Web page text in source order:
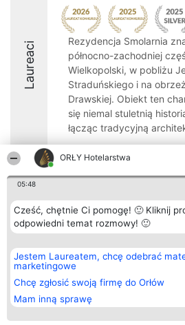
ORŁY Hotelarstwa
05:48
Cześć, chętnie Ci pomogę! 🙂 Kliknij
odpowiedni temat rozmowy! 🙂
Jestem Laureatem, chcę odebrać
marketingowe
Chcę zgłosić swoją firmę do Orłów
Mam inną sprawę
Laureaci
Rezydencja Smolarnia
północno-zachodniej
Wielkopolski, w pobliżu
Straduńskiego i na
Drawskiej. Obiekt ten
się niemal stuletnią
łącząc tradycyjną
8.7
Organizator plebiscytu
Bright Side Solutions sp. z o.
o. sp. k.
ul. Ruska 22
KRS 0000749100 | Regon
381313360 | NIP 8943132676
+48 508 492 400
Plebiscyt
Laureaci
Lista
wszystkich
Zasady
Prywatności